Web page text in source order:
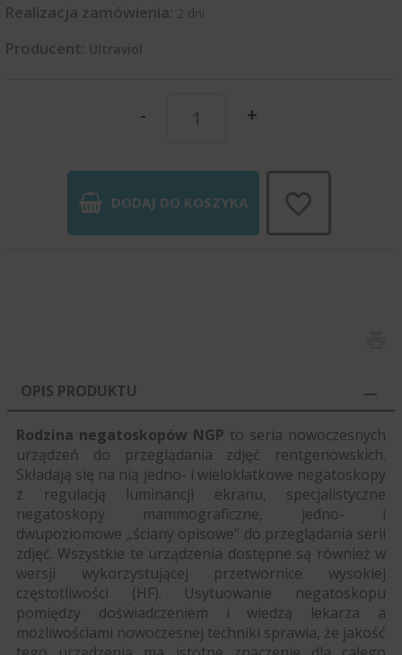
Realizacja zamówienia: 2 dni
Producent: Ultraviol
- +
DODAJ DO KOSZYKA
OPIS PRODUKTU
Rodzina negatoskopów NGP to seria nowoczesnych
urządzeń do przeglądania zdjęć rentgenowskich.
Składają się na nią jedno- i wieloklatkowe negatoskopy
z regulacją luminancji ekranu, specjalistyczne
negatoskopy mammograficzne, jedno- i
dwupoziomowe „ściany opisowe” do przeglądania serii
zdjęć. Wszystkie te urządzenia dostępne są również w
wersji wykorzystującej przetwornice wysokiej
częstotliwości (HF). Usytuowanie negatoskopu
pomiędzy doświadczeniem i wiedzą lekarza a
możliwościami nowoczesnej techniki sprawia, że jakość